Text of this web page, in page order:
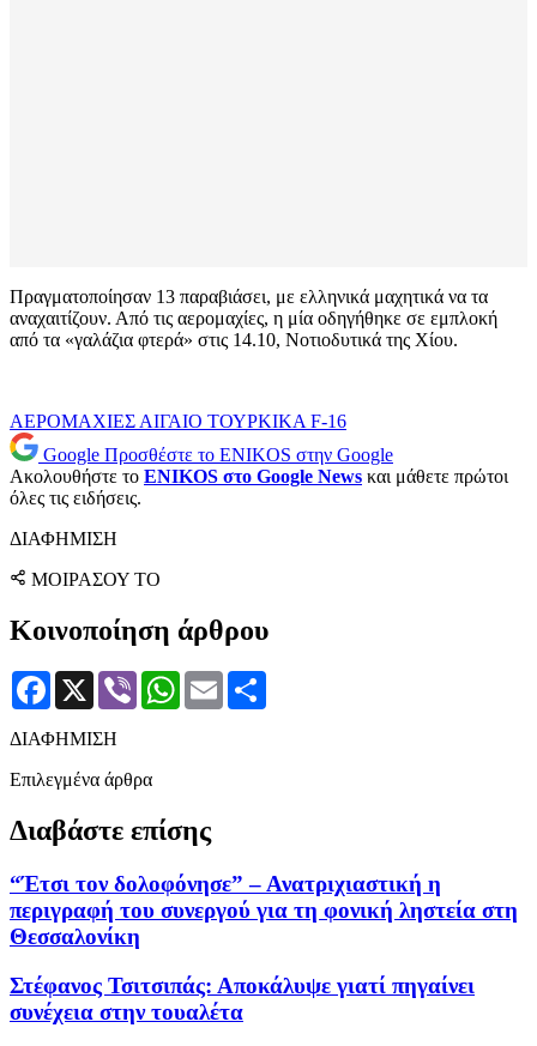
Πραγματοποίησαν 13 παραβιάσει, με ελληνικά μαχητικά να τα
αναχαιτίζουν. Από τις αερομαχίες, η μία οδηγήθηκε σε εμπλοκή
από τα «γαλάζια φτερά» στις 14.10, Νοτιοδυτικά της Χίου.
ΑΕΡΟΜΑΧΙΕΣ ΑΙΓΑΙΟ ΤΟΥΡΚΙΚΑ F-16
Google Προσθέστε το ENIKOS στην Google
Ακολουθήστε το ENIKOS στο Google News και μάθετε πρώτοι
όλες τις ειδήσεις.
ΔΙΑΦΗΜΙΣΗ
ΜΟΙΡΑΣΟΥ ΤΟ
Κοινοποίηση άρθρου
Facebook
X Viber WhatsApp
Email
ΔΙΑΦΗΜΙΣΗ
Επιλεγμένα άρθρα
Διαβάστε επίσης
“Έτσι τον δολοφόνησε” – Ανατριχιαστική η
περιγραφή του συνεργού για τη φονική ληστεία στη
Θεσσαλονίκη
Στέφανος Τσιτσιπάς: Αποκάλυψε γιατί πηγαίνει
συνέχεια στην τουαλέτα